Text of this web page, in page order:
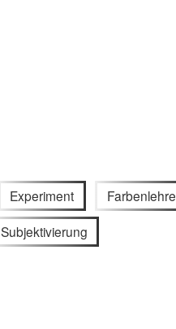
Experiment Farbenlehre
Subjektivierung